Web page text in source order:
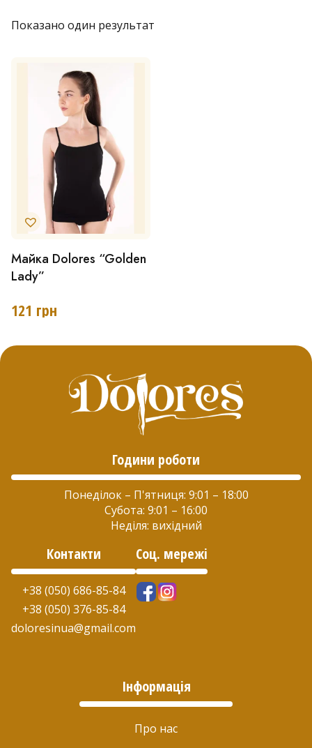
Показано один результат
Майка Dolores “Golden
Lady”
121 грн
Цей
товар
має
варіантів.
товару
Години роботи
Понеділок – П'ятниця: 9:01 – 18:00
Субота: 9:01 – 16:00
Неділя: вихідний
Контакти
+38 (050) 686-85-84
+38 (050) 376-85-84
doloresinua@gmail.com
Соц. мережі
Інформація
Про нас